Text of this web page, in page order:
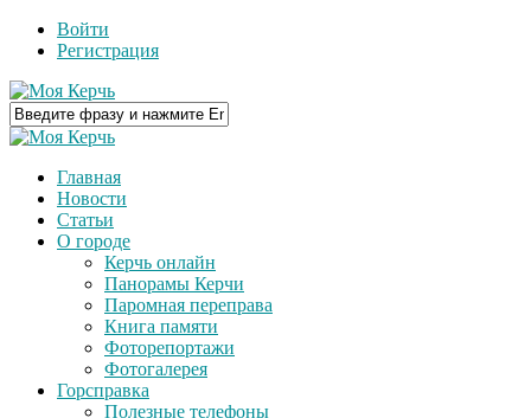
Войти
Регистрация
Главная
Новости
Статьи
О городе
Керчь онлайн
Панорамы Керчи
Паромная переправа
Книга памяти
Фоторепортажи
Фотогалерея
Горсправка
Полезные телефоны